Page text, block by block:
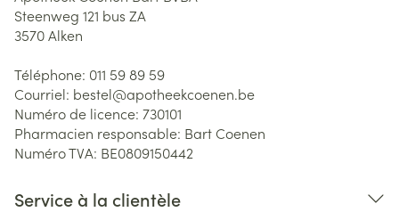
Steenweg 121 bus ZA
3570Alken
Téléphone: 011 59 89 59
Courriel: bestel@apotheekcoenen.be
Numéro de licence: 730101
Pharmacien responsable: Bart Coenen
Numéro TVA: BE0809150442
Service à la clientèle